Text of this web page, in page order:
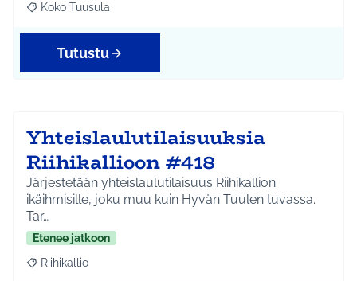
Rajaa tulokset aihepiirin mukaan: Koko Tuusula
Koko Tuusula
Tutustu
Yhteislaulutilaisuuksia
Riihikallioon #418
Järjestetään yhteislaulutilaisuus Riihikallion
ikäihmisille, joku muu kuin Hyvän Tuulen tuvassa.
Tar…
Etenee jatkoon
Rajaa tulokset aihepiirin mukaan: Riihikallio
Riihikallio